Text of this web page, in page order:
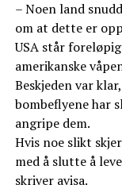
– Noen land
om at dette er
USA står
amerikanske
Beskjeden var
bombeflyene har
angripe dem.
Hvis noe slikt
med å slutte å
skriver avisa.